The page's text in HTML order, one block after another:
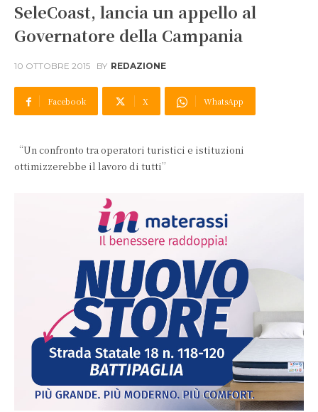
SeleCoast, lancia un appello al
Governatore della Campania
10 OTTOBRE 2015 BY REDAZIONE
Facebook X WhatsApp
“Un confronto tra operatori turistici e istituzioni
ottimizzerebbe il lavoro di tutti”